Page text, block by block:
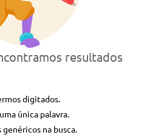
resultados
digitados.
única palavra.
na busca.